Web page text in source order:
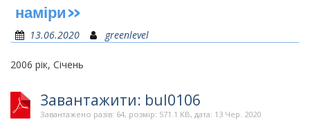
наміри»
13.06.2020 greenlevel
2006 рік, Січень
Завантажити: bul0106
Завантажено разів: 64, розмір: 571.1 KB, дата: 13 Чер. 2020